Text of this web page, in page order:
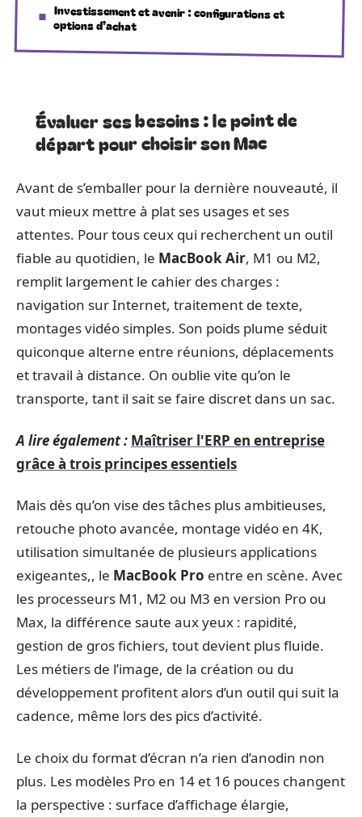
Investissement et avenir : configurations et
options d’achat
Évaluer ses besoins : le point de
départ pour choisir son Mac
Avant de s’emballer pour la dernière nouveauté, il
vaut mieux mettre à plat ses usages et ses
attentes. Pour tous ceux qui recherchent un outil
fiable au quotidien, le MacBook Air, M1 ou M2,
remplit largement le cahier des charges :
navigation sur Internet, traitement de texte,
montages vidéo simples. Son poids plume séduit
quiconque alterne entre réunions, déplacements
et travail à distance. On oublie vite qu’on le
transporte, tant il sait se faire discret dans un sac.
A lire également : Maîtriser l'ERP en entreprise
grâce à trois principes essentiels
Mais dès qu’on vise des tâches plus ambitieuses,
retouche photo avancée, montage vidéo en 4K,
utilisation simultanée de plusieurs applications
exigeantes,, le MacBook Pro entre en scène. Avec
les processeurs M1, M2 ou M3 en version Pro ou
Max, la différence saute aux yeux : rapidité,
gestion de gros fichiers, tout devient plus fluide.
Les métiers de l’image, de la création ou du
développement profitent alors d’un outil qui suit la
cadence, même lors des pics d’activité.
Le choix du format d’écran n’a rien d’anodin non
plus. Les modèles Pro en 14 et 16 pouces changent
la perspective : surface d’affichage élargie,